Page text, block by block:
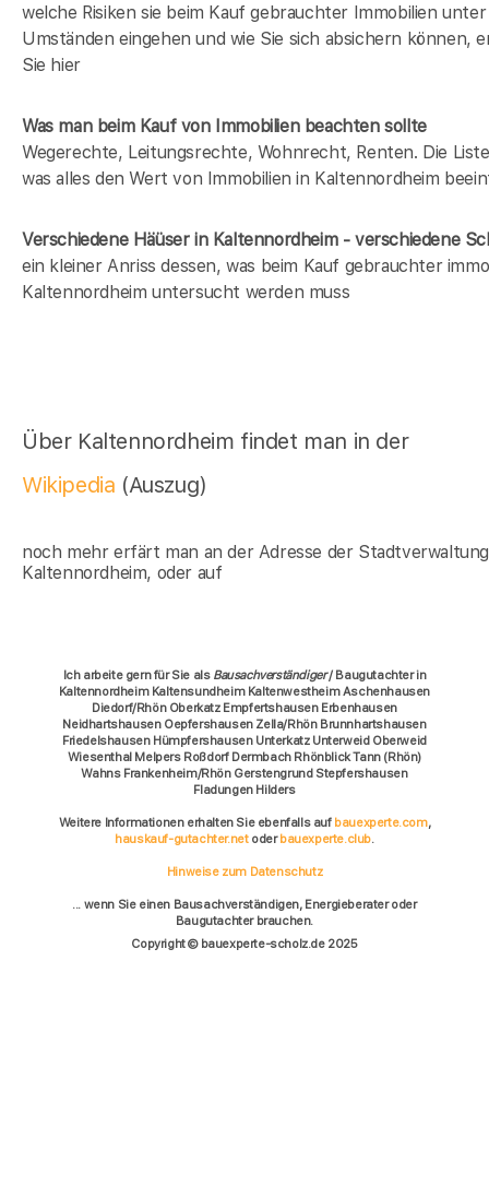
welche Risiken sie beim Kauf gebrauchter Immobilien unter
Umständen eingehen und wie Sie sich absichern können,
Sie hier
Was man beim Kauf von Immobilien beachten sollte
Wegerechte, Leitungsrechte, Wohnrecht, Renten. Die
was alles den Wert von Immobilien in Kaltennordheim
Verschiedene Häüser in Kaltennordheim - verschiedene
ein kleiner Anriss dessen, was beim Kauf gebrauchter
Kaltennordheim untersucht werden muss
Über Kaltennordheim findet man in der
Wikipedia (Auszug)
noch mehr erfärt man an der Adresse der
Kaltennordheim, oder auf
Ich arbeite gern für Sie als Bausachverständiger/ Baugutachter in
Kaltennordheim Kaltensundheim Kaltenwestheim Aschenhausen
Diedorf/Rhön Oberkatz Empfertshausen Erbenhausen
Neidhartshausen Oepfershausen Zella/Rhön Brunnhartshausen
Friedelshausen Hümpfershausen Unterkatz Unterweid Oberweid
Wiesenthal Melpers Roßdorf Dermbach Rhönblick Tann (Rhön)
Wahns Frankenheim/Rhön Gerstengrund Stepfershausen
Fladungen Hilders
Weitere Informationen erhalten Sie ebenfalls auf bauexperte.com,
hauskauf-gutachter.netoderbauexperte.club.
Hinweise zum Datenschutz
... wenn Sie einen Bausachverständigen, Energieberater oder
Baugutachter brauchen.
Copyright © bauexperte-scholz.de 2025